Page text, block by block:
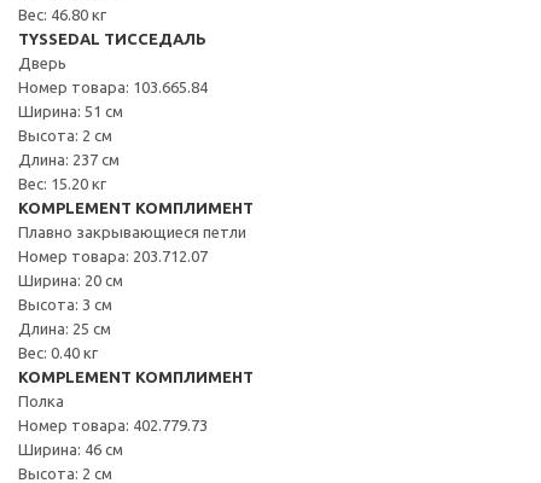
Вес: 46.80 кг
TYSSEDAL ТИССЕДАЛЬ
Дверь
Номер товара: 103.665.84
Ширина: 51 см
Высота: 2 см
Длина: 237 см
Вес: 15.20 кг
KOMPLEMENT КОМПЛИМЕНТ
Плавно закрывающиеся петли
Номер товара: 203.712.07
Ширина: 20 см
Высота: 3 см
Длина: 25 см
Вес: 0.40 кг
KOMPLEMENT КОМПЛИМЕНТ
Полка
Номер товара: 402.779.73
Ширина: 46 см
Высота: 2 см